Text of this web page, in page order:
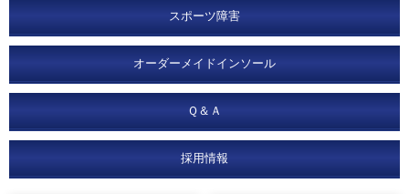
スポーツ障害
オーダーメイドインソール
Ｑ＆Ａ
採用情報